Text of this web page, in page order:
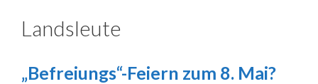
Landsleute
„Befreiungs“-Feiern zum 8. Mai?